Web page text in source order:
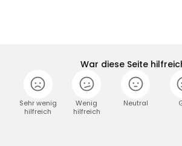
War diese Seite
Sehr wenig
hilfreich
Wenig
hilfreich
Neutral